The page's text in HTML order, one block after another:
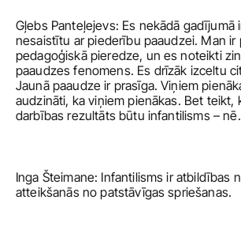
Gļebs Panteļejevs: Es nekādā gadījumā
nesaistītu ar piederību paaudzei. Man ir
pedagoģiskā pieredze, un es noteikti
paaudzes fenomens. Es drīzāk izceltu
Jaunā paaudze ir prasīga. Viņiem
audzināti, ka viņiem pienākas. Bet teikt,
darbības rezultāts būtu infantilisms – nē.
Inga Šteimane: Infantilisms ir atbildības
atteikšanās no patstāvīgas spriešanas.